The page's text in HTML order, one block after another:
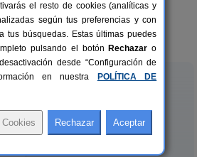
2-14 pers.
desde23 €
turísticos Tárrega
Pas Rural
(Lleida)
el resto de cookies (analíticas y
según tus preferencias y con
tus búsquedas. Estas últimas puedes
pulsando el botón Rechazar o
desde “Configuración de
en nuestra
POLÍTICA DE